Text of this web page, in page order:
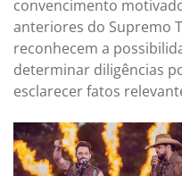
convencimento
anteriores do Supremo
reconhecem a
determinar diligências
esclarecer fatos